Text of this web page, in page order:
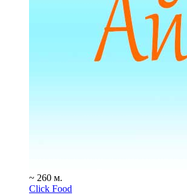
~ 260 м.
Click Food